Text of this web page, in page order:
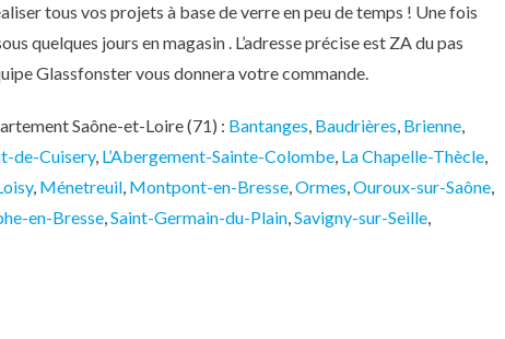
tous vos projets à base de verre en peu de temps ! Une fois
quelques jours en magasin . L’adresse précise est ZA du pas
Glassfonster vous donnera votre commande.
Saône-et-Loire (71) : Bantanges, Baudrières, Brienne,
de-Cuisery, L’Abergement-Sainte-Colombe, La Chapelle-Thècle,
, Ménetreuil, Montpont-en-Bresse,Ormes,Ouroux-sur-Saône,
en-Bresse,Saint-Germain-du-Plain,Savigny-sur-Seille,